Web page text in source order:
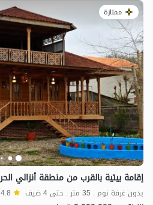
ممتازة
إقامة بيئية بالقرب من منطقة أنزالي
بدون غرفة نوم . 35 متر . حتى 4 ضيف 4.8